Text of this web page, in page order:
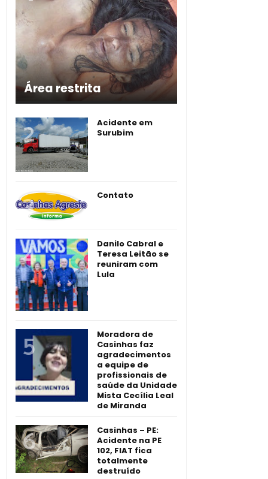
Área restrita
Acidente em
Surubim
Contato
Danilo Cabral e
Teresa Leitão se
reuniram com
Lula
Moradora de
Casinhas faz
agradecimentos
a equipe de
profissionais de
saúde da Unidade
Mista Cecília Leal
de Miranda
Casinhas – PE:
Acidente na PE
102, FIAT fica
totalmente
destruído